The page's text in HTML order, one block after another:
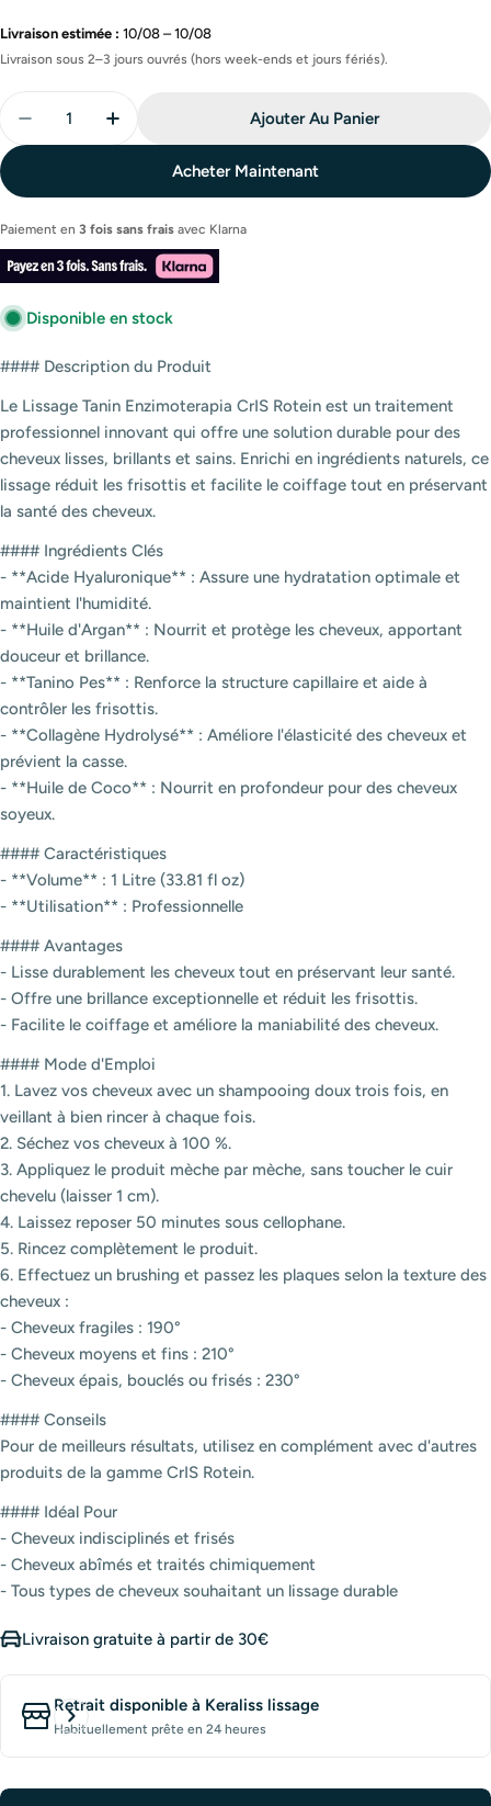
Livraison estimée : 10/08 – 10/08
Livraison sous 2–3 jours ouvrés (hors week-ends et jours fériés).
Diminuer La Quantité Pour Lissage Tanin Tanino
Augmenter La Quantité Pour Lissage
Ajouter Au Panier
Acheter Maintenant
Paiement en 3 fois sans frais avec Klarna
Disponible en stock
#### Description du Produit
Le Lissage Tanin Enzimoterapia CrIS Rotein est un traitement
professionnel innovant qui offre une solution durable pour des
cheveux lisses, brillants et sains. Enrichi en ingrédients naturels, ce
lissage réduit les frisottis et facilite le coiffage tout en préservant
la santé des cheveux.
#### Ingrédients Clés
- **Acide Hyaluronique** : Assure une hydratation optimale et
maintient l'humidité.
- **Huile d'Argan** : Nourrit et protège les cheveux, apportant
douceur et brillance.
- **Tanino Pes** : Renforce la structure capillaire et aide à
contrôler les frisottis.
- **Collagène Hydrolysé** : Améliore l'élasticité des cheveux et
prévient la casse.
- **Huile de Coco** : Nourrit en profondeur pour des cheveux
soyeux.
#### Caractéristiques
- **Volume** : 1 Litre (33.81 fl oz)
- **Utilisation** : Professionnelle
#### Avantages
- Lisse durablement les cheveux tout en préservant leur santé.
- Offre une brillance exceptionnelle et réduit les frisottis.
- Facilite le coiffage et améliore la maniabilité des cheveux.
#### Mode d'Emploi
1. Lavez vos cheveux avec un shampooing doux trois fois, en
veillant à bien rincer à chaque fois.
2. Séchez vos cheveux à 100 %.
3. Appliquez le produit mèche par mèche, sans toucher le cuir
chevelu (laisser 1 cm).
4. Laissez reposer 50 minutes sous cellophane.
5. Rincez complètement le produit.
6. Effectuez un brushing et passez les plaques selon la texture des
cheveux :
- Cheveux fragiles : 190°
- Cheveux moyens et fins : 210°
- Cheveux épais, bouclés ou frisés : 230°
#### Conseils
Pour de meilleurs résultats, utilisez en complément avec d'autres
produits de la gamme CrIS Rotein.
#### Idéal Pour
- Cheveux indisciplinés et frisés
- Cheveux abîmés et traités chimiquement
- Tous types de cheveux souhaitant un lissage durable
Livraison gratuite à partir de 30€
Retrait disponible à Keraliss lissage
Habituellement prête en 24 heures